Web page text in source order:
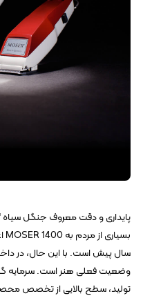
پایداری و دقت معروف جنگل
سال پیش است. با این حال، در
وضعیت فعلی هنر است. سرمایه
تولید، سطح بالایی از تخصص